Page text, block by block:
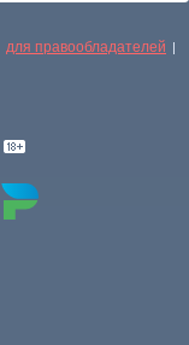
для правообладателей |